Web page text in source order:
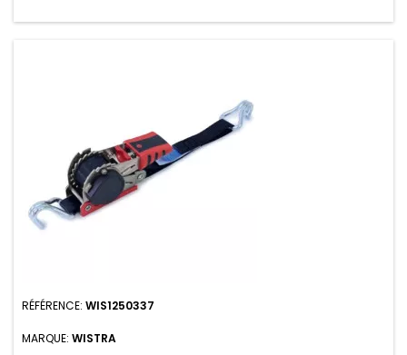
RÉFÉRENCE: WIS1250337
MARQUE: WISTRA